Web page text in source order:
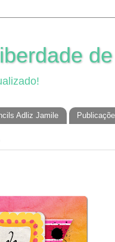
Adliz Jamile